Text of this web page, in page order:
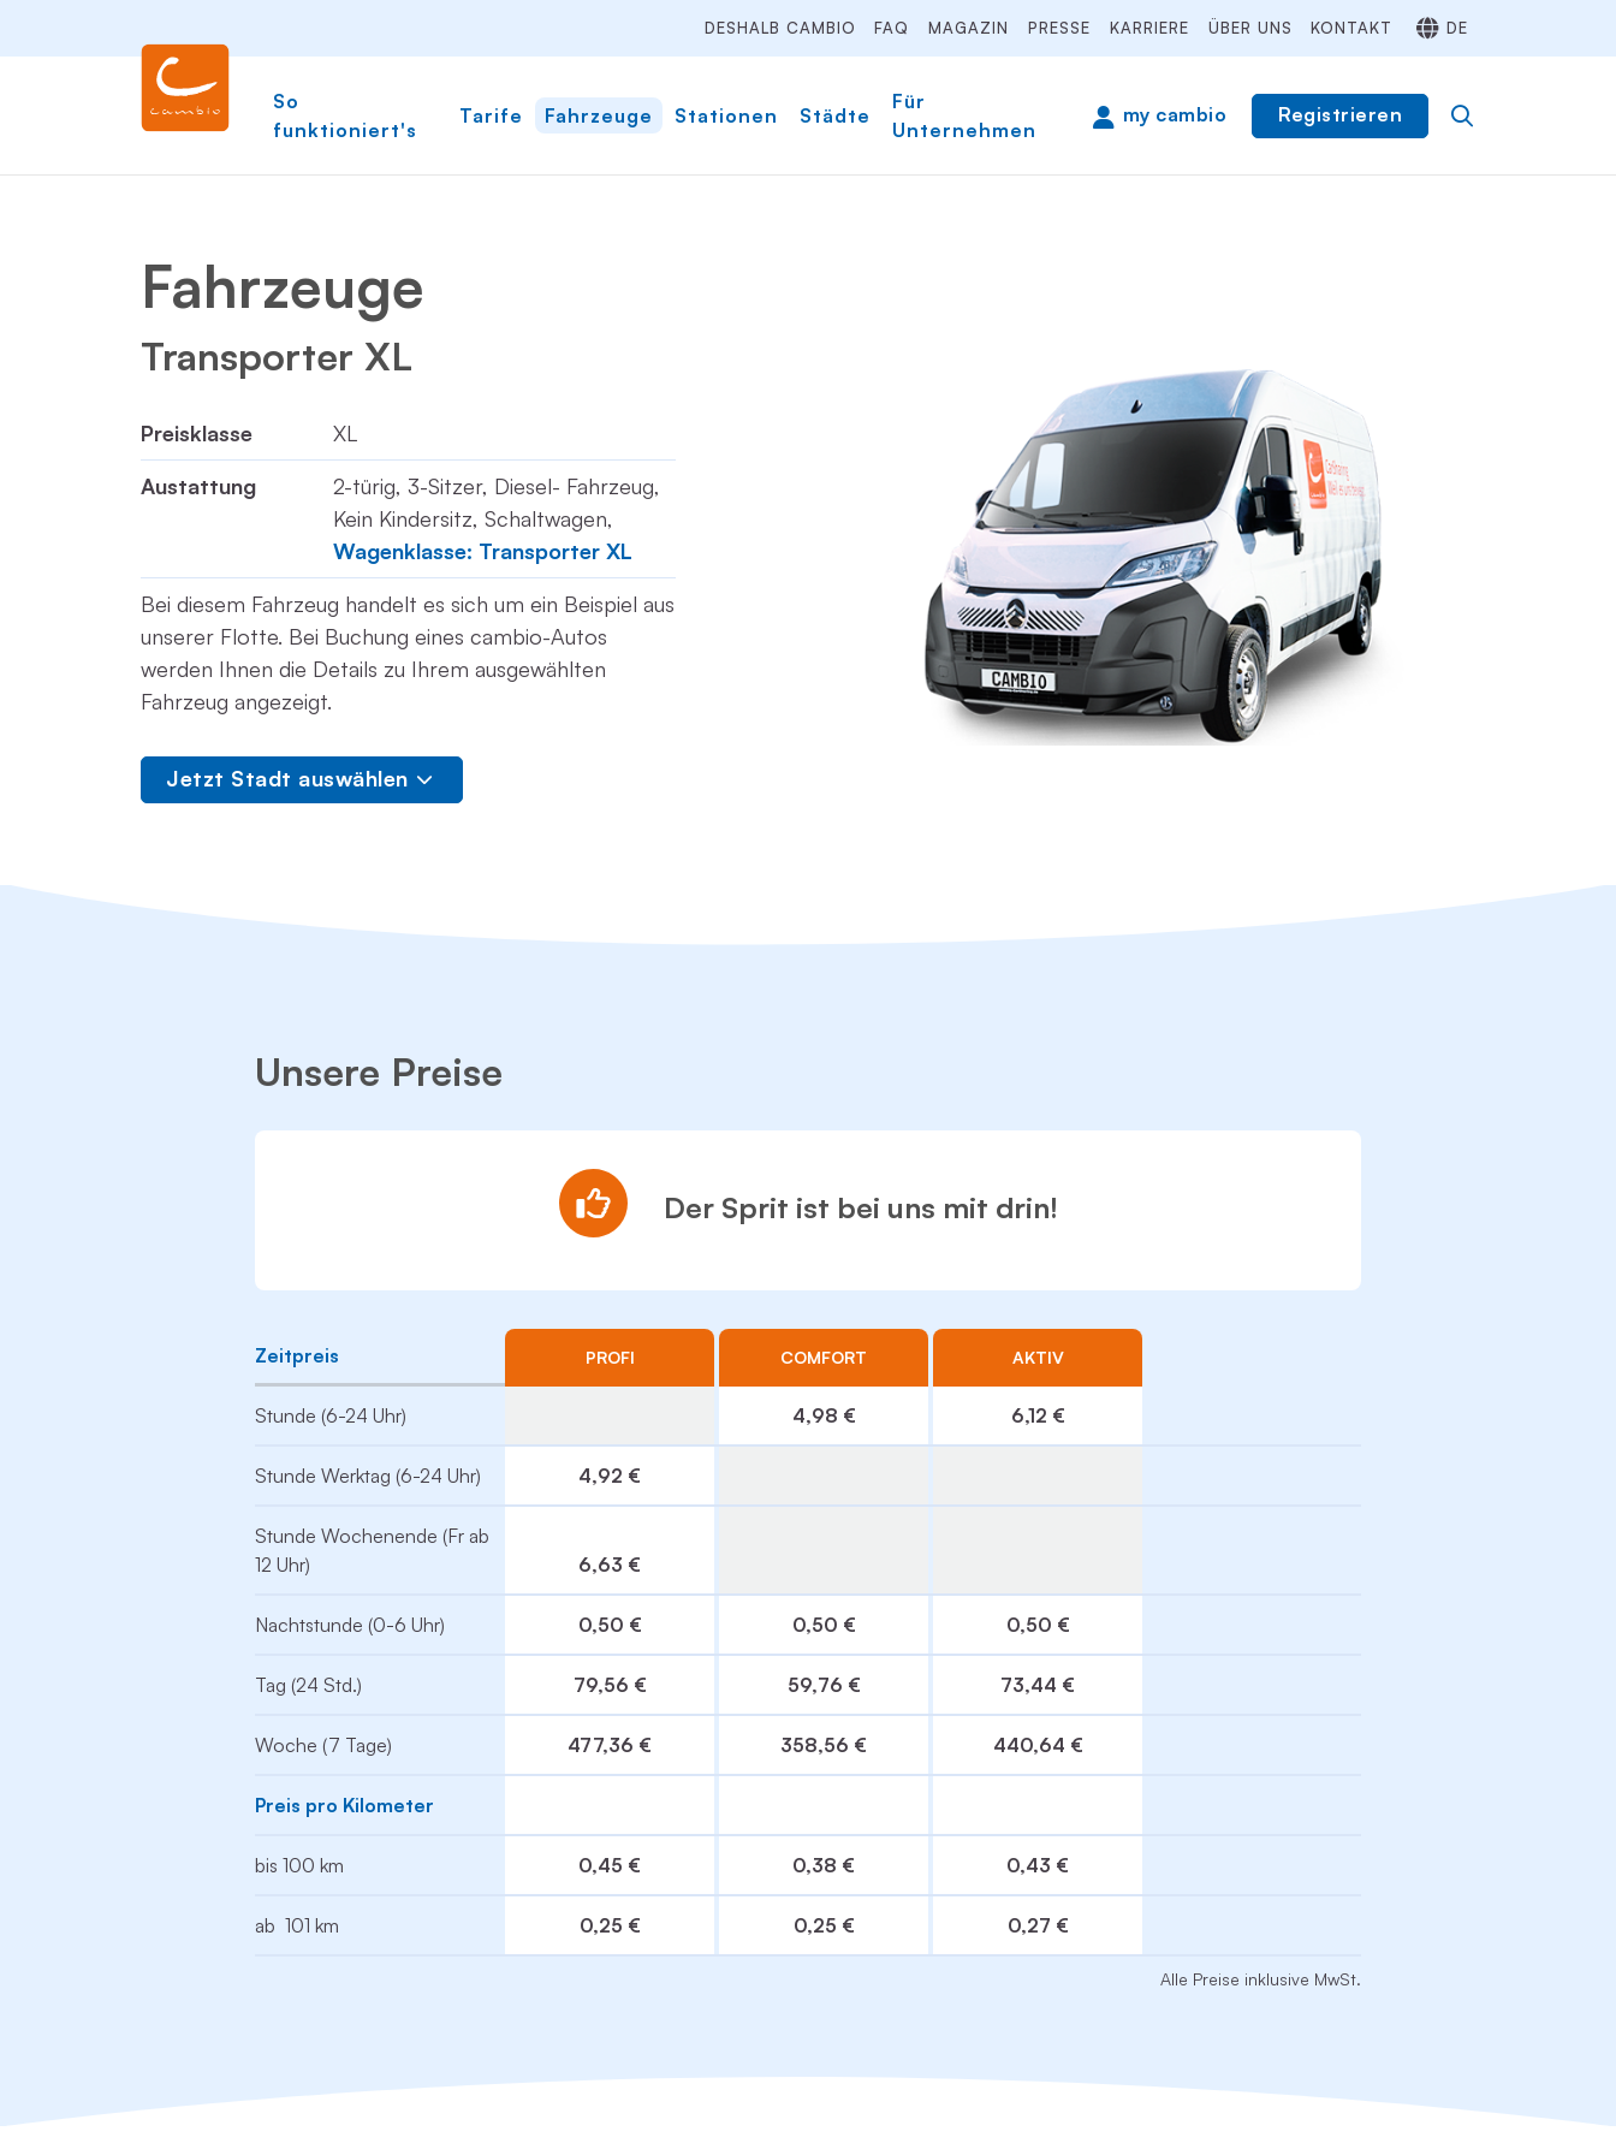
DESHALB CAMBIO FAQ MAGAZIN PRESSE KARRIERE ÜBER UNS KONTAKT DE
So
funktioniert's
Tarife Fahrzeuge Stationen Städte
Für
Unternehmen
my cambio Registrieren
Fahrzeuge
Transporter XL
Preisklasse
XL
Austattung
2-türig, 3-Sitzer, Diesel- Fahrzeug,
Kein Kindersitz, Schaltwagen,
Wagenklasse: Transporter XL
Bei diesem Fahrzeug handelt es sich um ein Beispiel aus
unserer Flotte. Bei Buchung eines cambio-Autos
werden Ihnen die Details zu Ihrem ausgewählten
Fahrzeug angezeigt.
Jetzt Stadt auswählen
Unsere Preise
Der Sprit ist bei uns mit drin!
Zeitpreis PROFI COMFORT AKTIV
Stunde (6-24 Uhr) 4,98 € 6,12 €
Stunde Werktag (6-24 Uhr) 4,92 €
Stunde Wochenende (Fr ab
12 Uhr)
6,63 €
Nachtstunde (0-6 Uhr) 0,50 € 0,50 € 0,50 €
Tag (24 Std.) 79,56 € 59,76 € 73,44 €
Woche (7 Tage) 477,36 € 358,56 € 440,64 €
Preis pro Kilometer
bis 100 km 0,45 € 0,38 € 0,43 €
ab 101 km 0,25 € 0,25 € 0,27 €
Alle Preise inklusive MwSt.